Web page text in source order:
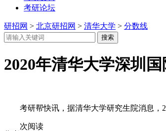
考研论坛
研招网 > 北京研招网 > 清华大学 > 分数线
2020年清华大学深圳
考研帮快讯，据清华大学研究生院消息，
次阅读